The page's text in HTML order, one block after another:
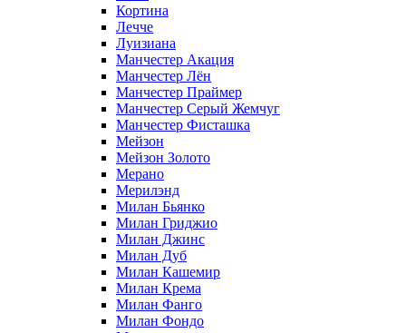
Кортина
Лечче
Луизиана
Манчестер Акация
Манчестер Лён
Манчестер Праймер
Манчестер Серый Жемчуг
Манчестер Фисташка
Мейзон
Мейзон Золото
Мерано
Мерилэнд
Милан Бьянко
Милан Гриджио
Милан Джинс
Милан Дуб
Милан Кашемир
Милан Крема
Милан Фанго
Милан Фондо